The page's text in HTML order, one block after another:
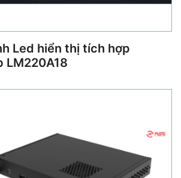
Led hiển thị tích hợp
LM220A18